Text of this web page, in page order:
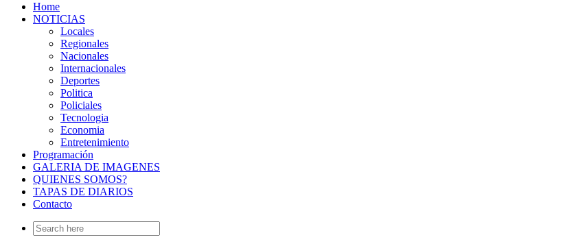
Home
NOTICIAS
Locales
Regionales
Nacionales
Internacionales
Deportes
Politica
Policiales
Tecnologia
Economia
Entretenimiento
Programación
GALERIA DE IMAGENES
QUIENES SOMOS?
TAPAS DE DIARIOS
Contacto
Search
for: